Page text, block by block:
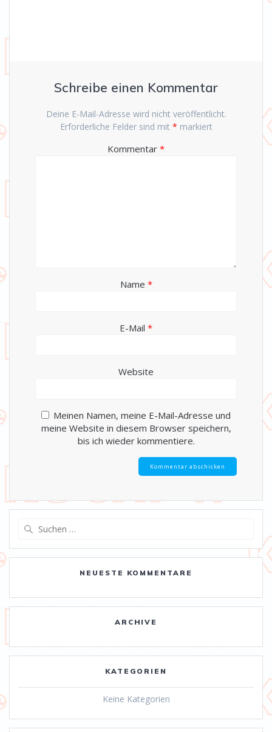
Schreibe einen Kommentar
Deine E-Mail-Adresse wird nicht veröffentlicht.
Erforderliche Felder sind mit * markiert
Kommentar *
Name *
E-Mail *
Website
Meinen Namen, meine E-Mail-Adresse und
meine Website in diesem Browser speichern,
bis ich wieder kommentiere.
NEUESTE KOMMENTARE
ARCHIVE
KATEGORIEN
Keine Kategorien